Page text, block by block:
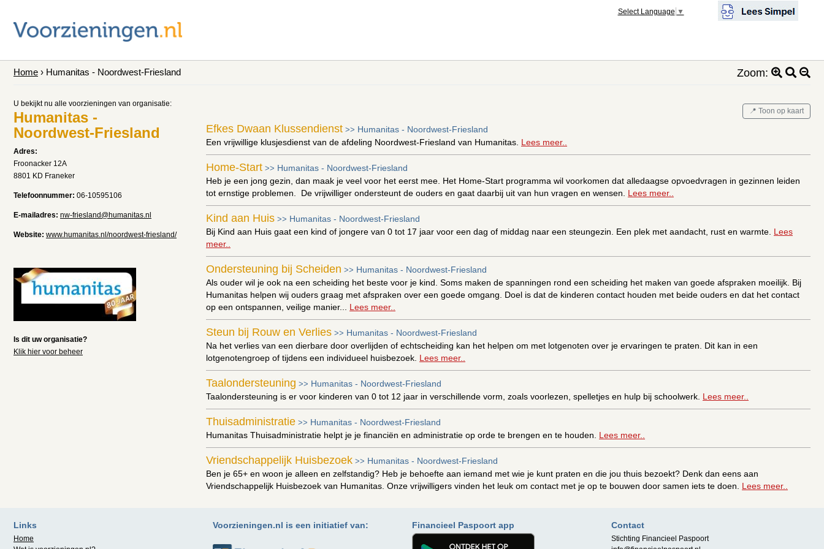
Select Language ▼
Home › Humanitas - Noordwest-Friesland Zoom:
U bekijkt nu alle voorzieningen van organisatie:
Humanitas -
Noordwest-Friesland
Adres:
Froonacker 12A
8801 KD Franeker
Telefoonnummer: 06-10595106
E-mailadres: nw-friesland@humanitas.nl
Website: www.humanitas.nl/noordwest-friesland/
Is dit uw organisatie?
Klik hier voor beheer
📍 Toon op kaart
Efkes Dwaan Klussendienst >> Humanitas - Noordwest-Friesland
Een vrijwillige klusjesdienst van de afdeling Noordwest-Friesland van Humanitas. Lees meer..
Home-Start >> Humanitas - Noordwest-Friesland
Heb je een jong gezin, dan maak je veel voor het eerst mee. Het Home-Start programma wil voorkomen dat alledaagse opvoedvragen in gezinnen leiden
tot ernstige problemen. De vrijwilliger ondersteunt de ouders en gaat daarbij uit van hun vragen en wensen. Lees meer..
Kind aan Huis >> Humanitas - Noordwest-Friesland
Bij Kind aan Huis gaat een kind of jongere van 0 tot 17 jaar voor een dag of middag naar een steungezin. Een plek met aandacht, rust en warmte. Lees
meer..
Ondersteuning bij Scheiden >> Humanitas - Noordwest-Friesland
Als ouder wil je ook na een scheiding het beste voor je kind. Soms maken de spanningen rond een scheiding het maken van goede afspraken moeilijk. Bij
Humanitas helpen wij ouders graag met afspraken over een goede omgang. Doel is dat de kinderen contact houden met beide ouders en dat het contact
op een ontspannen, veilige manier... Lees meer..
Steun bij Rouw en Verlies >> Humanitas - Noordwest-Friesland
Na het verlies van een dierbare door overlijden of echtscheiding kan het helpen om met lotgenoten over je ervaringen te praten. Dit kan in een
lotgenotengroep of tijdens een individueel huisbezoek. Lees meer..
Taalondersteuning >> Humanitas - Noordwest-Friesland
Taalondersteuning is er voor kinderen van 0 tot 12 jaar in verschillende vorm, zoals voorlezen, spelletjes en hulp bij schoolwerk. Lees meer..
Thuisadministratie >> Humanitas - Noordwest-Friesland
Humanitas Thuisadministratie helpt je je financiën en administratie op orde te brengen en te houden. Lees meer..
Vriendschappelijk Huisbezoek >> Humanitas - Noordwest-Friesland
Ben je 65+ en woon je alleen en zelfstandig? Heb je behoefte aan iemand met wie je kunt praten en die jou thuis bezoekt? Denk dan eens aan
Vriendschappelijk Huisbezoek van Humanitas. Onze vrijwilligers vinden het leuk om contact met je op te bouwen door samen iets te doen. Lees meer..
Als vrijwilliger kun je mensen in jouw omgeving die het even hard nodig hebben ondersteunen. Dit kun je doen door deel te nemen aan één van onze
Links
Home
Voorzieningen.nl is een initiatief van: Financieel Paspoort app Contact
Stichting Financieel Paspoort